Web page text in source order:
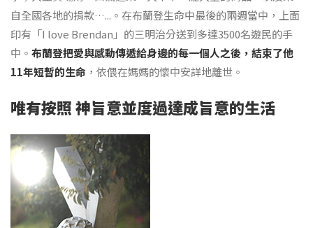
自全國各地的捐款…...。在布蘭登生命中最後的兩週當中，上面
印有「I love Brendan」的三明治分送到多達3500名遊民的手
中。 布蘭登把愛與感動傳遞給身邊的每一個人之後，結束了他
11年短暫的生命 ，依偎在媽媽的懷中安詳地離世。
唯有按照 神旨意並度過達成旨意的生活